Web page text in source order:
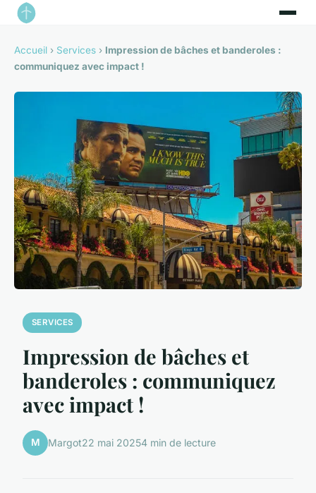
Accueil › Services › Impression de bâches et banderoles :
communiquez avec impact !
SERVICES
Impression de bâches et
banderoles : communiquez
avec impact !
M Margot22 mai 20254 min de lecture